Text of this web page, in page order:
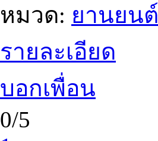
หมวด: ยานยนต์
รายละเอียด
บอกเพื่อน
0/5